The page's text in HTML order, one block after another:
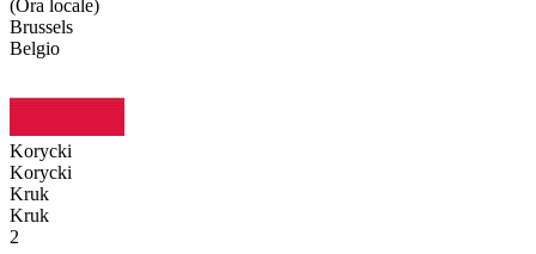
(Ora locale)
Brussels
Belgio
Korycki
Korycki
Kruk
Kruk
2